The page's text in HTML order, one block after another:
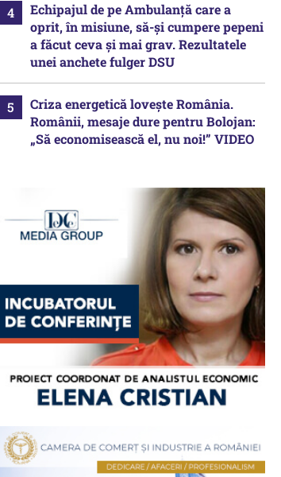
Echipajul de pe Ambulanță care a
oprit, în misiune, să-și cumpere pepeni
a făcut ceva și mai grav. Rezultatele
unei anchete fulger DSU
Criza energetică lovește România.
Românii, mesaje dure pentru Bolojan:
„Să economisească el, nu noi!” VIDEO